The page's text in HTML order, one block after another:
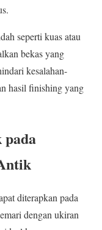
seperti kuas atau
bekas yang
kesalahan-
hasil finishing yang
pada
diterapkan pada
dengan ukiran